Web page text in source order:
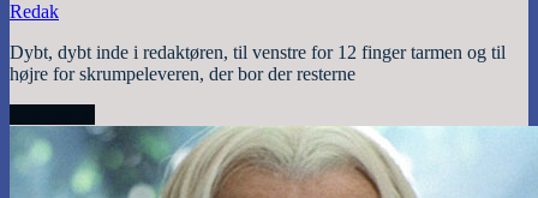
Redak
Dybt, dybt inde i redaktøren, til venstre for 12 finger tarmen og til
højre for skrumpeleveren, der bor der resterne